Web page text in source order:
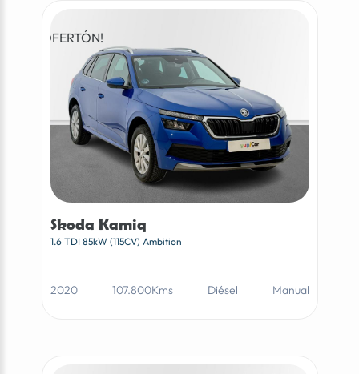
¡OFERTÓN!
Skoda Kamiq
1.6 TDI 85kW (115CV) Ambition
2020 107.800Kms Diésel Manual